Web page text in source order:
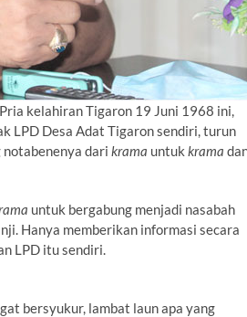
kelahiran Tigaron 19 Juni 1968 ini,
LPD Desa Adat Tigaron sendiri, turun
notabenenya dari krama untuk krama
untuk bergabung menjadi nasabah
Hanya memberikan informasi secara
LPD itu sendiri.
bersyukur, lambat laun apa yang